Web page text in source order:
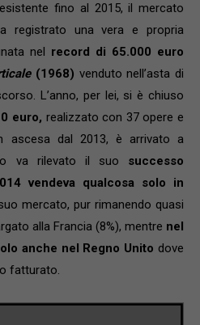
fino al 2015, il mercato
registrato una vera e propria
nel record di 65.000 euro
(1968) venduto nell’asta di
L’anno, per lei, si è chiuso
euro, realizzato con 37 opere e
ascesa dal 2013, è arrivato a
va rilevato il suo successo
vendeva qualcosa solo in
mercato, pur rimanendo quasi
alla Francia (8%), mentre nel
anche nel Regno Unito dove
fatturato.